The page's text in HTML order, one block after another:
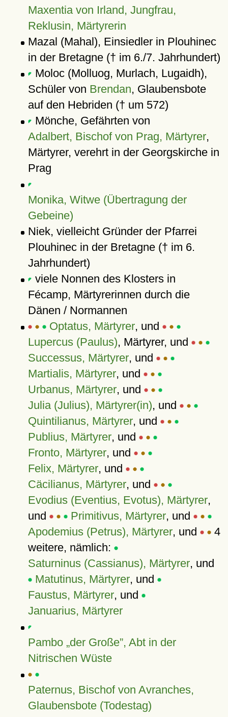
Maxentia von Irland, Jungfrau,
Reklusin, Märtyrerin
Mazal (Mahal), Einsiedler in Plouhinec
in der Bretagne († im 6./7. Jahrhundert)
Moloc (Molluog, Murlach, Lugaidh),
Schüler von Brendan, Glaubensbote
auf den Hebriden († um 572)
Mönche, Gefährten von
Adalbert, Bischof von Prag, Märtyrer,
Märtyrer, verehrt in der Georgskirche in
Prag
Monika, Witwe (Übertragung der
Gebeine)
Niek, vielleicht Gründer der Pfarrei
Plouhinec in der Bretagne († im 6.
Jahrhundert)
viele Nonnen des Klosters in
Fécamp, Märtyrerinnen durch die
Dänen / Normannen
Optatus, Märtyrer, und
Lupercus (Paulus), Märtyrer, und
Successus, Märtyrer, und
Martialis, Märtyrer, und
Urbanus, Märtyrer, und
Julia (Julius), Märtyrer(in), und
Quintilianus, Märtyrer, und
Publius, Märtyrer, und
Fronto, Märtyrer, und
Felix, Märtyrer, und
Cäcilianus, Märtyrer, und
Evodius (Eventius, Evotus), Märtyrer,
und
Primitivus, Märtyrer, und
Apodemius (Petrus), Märtyrer, und
4
weitere, nämlich:
Saturninus (Cassianus), Märtyrer, und
Matutinus, Märtyrer, und
Faustus, Märtyrer, und
Januarius, Märtyrer
Pambo der Große , Abt in der
Nitrischen Wüste
Paternus, Bischof von Avranches,
Glaubensbote (Todestag)